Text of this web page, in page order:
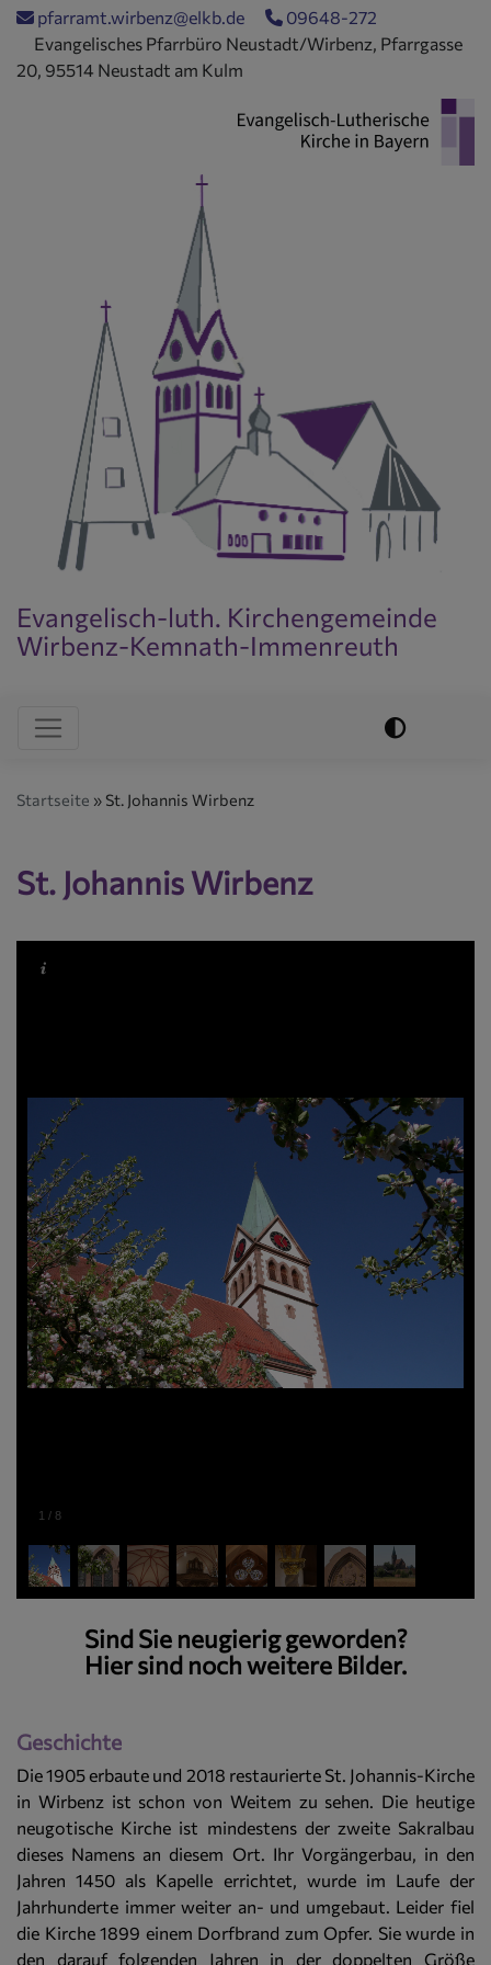
Direkt
Inhalt
pfarramt.wirbenz@elkb.de
09648-272
Evangelisches Pfarrbüro Neustadt/Wirbenz, Pfarrgasse
20, 95514 Neustadt am Kulm
Evangelisch-luth. Kirchengemeinde
Wirbenz-Kemnath-Immenreuth
Hauptnavigation
Startseite St. Johannis Wirbenz
St. Johannis Wirbenz
1 / 8
Sind Sie neugierig geworden?
Hier sind nochweitere Bilder.
Geschichte
Die 1905 erbaute und 2018 restaurierte St. Johannis-Kirche
in Wirbenz ist schon von Weitem zu sehen. Die heutige
neugotische Kirche ist mindestens der zweite Sakralbau
dieses Namens an diesem Ort. Ihr Vorgängerbau, in den
Jahren 1450 als Kapelle errichtet, wurde im Laufe der
Jahrhunderte immer weiter an- und umgebaut. Leider fiel
die Kirche 1899 einem Dorfbrand zum Opfer. Sie wurde in
den darauf folgenden Jahren in der doppelten Größe